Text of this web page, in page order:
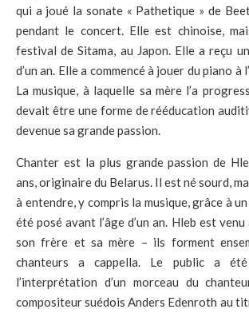
qui a joué la sonate « Pathetique » de
pendant le concert. Elle est chinoise,
festival de Sitama, au Japon. Elle a reçu
d’un an. Elle a commencé à jouer du piano à
La musique, à laquelle sa mère l’a
devait être une forme de rééducation
devenue sa grande passion.
Chanter est la plus grande passion de
ans, originaire du Belarus. Il est né sourd,
à entendre, y compris la musique, grâce à
été posé avant l’âge d’un an. Hleb est
son frère et sa mère – ils forment
chanteurs a cappella. Le public a
l’interprétation d’un morceau du
compositeur suédois Anders Edenroth au